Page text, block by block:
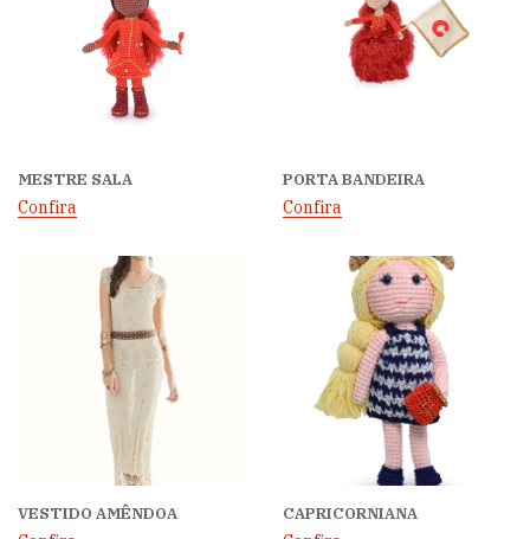
MESTRE SALA
Confira
PORTA BANDEIRA
Confira
VESTIDO AMÊNDOA CAPRICORNIANA